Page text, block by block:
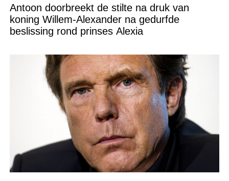
Antoon doorbreekt de stilte na druk van
koning Willem-Alexander na gedurfde
beslissing rond prinses Alexia